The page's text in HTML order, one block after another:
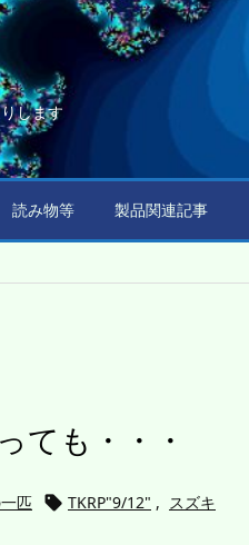
します
読み物等 製品関連記事
ても・・・
匹  TKRP"9/12" , スズキ